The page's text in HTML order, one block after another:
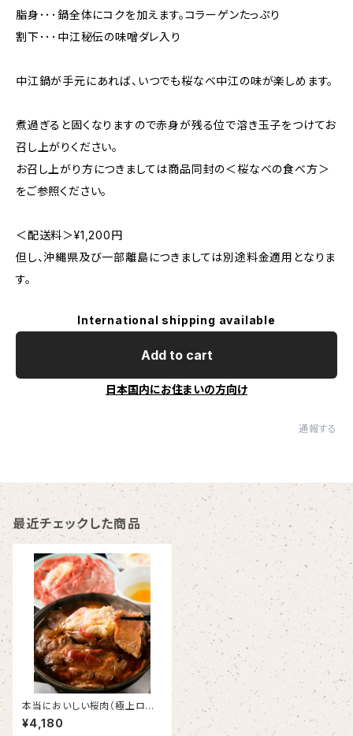
脂身･･･鍋全体にコクを加えます。コラーゲンたっぷり
割下･･･中江秘伝の味噌ダレ入り
中江鍋が手元にあれば、いつでも桜なべ中江の味が楽しめます。
煮過ぎると固くなりますので赤身が残る位で溶き玉子をつけてお
召し上がりください。
お召し上がり方につきましては商品同封の＜桜なべの食べ方＞
をご参照ください。
＜配送料＞¥1,200円
但し、沖縄県及び一部離島につきましては別途料金適用となりま
す。
International shipping available
Add to cart
日本国内にお住まいの方向け
通報する
最近チェックした商品
本当においしい桜肉（極上ロー
ス馬肉60ｇ＋脂身20g、割り下
つき）
¥4,180